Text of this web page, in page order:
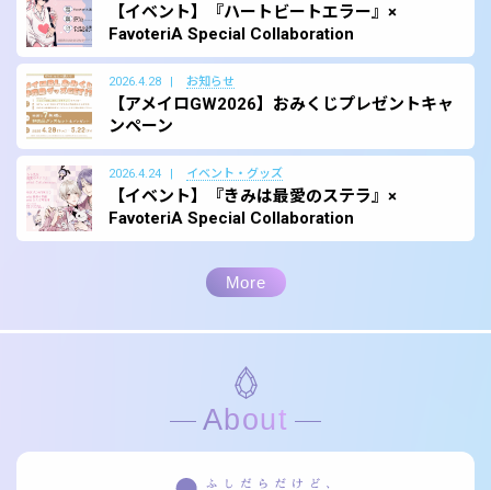
【イベント】『ハートビートエラー』×
FavoteriA Special Collaboration
2026.4.28 お知らせ
【アメイロGW2026】おみくじプレゼントキャ
ンペーン
2026.4.24 イベント・グッズ
【イベント】『きみは最愛のステラ』×
FavoteriA Special Collaboration
More
About